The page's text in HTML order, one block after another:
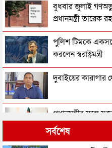
বুধবার জুলাই
প্রধানমন্ত্রী তারেক
পুলিশ টিমকে
করলেন স্বরাষ্ট্রমন্ত্রী
দুবাইয়ের কারাগার
প্রধানমন্ত্রীর সঙ্গে
সর্বশেষ